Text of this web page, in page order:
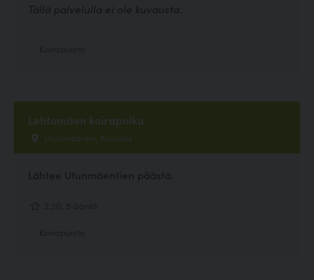
Tällä palvelulla ei ole kuvausta.
Lehtomäen koirapolku
Utunmäentie, Kouvola
Lähtee Utunmäentien päästä.